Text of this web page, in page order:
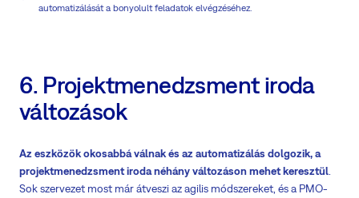
automatizálását a bonyolult feladatok elvégzéséhez.
6. Projektmenedzsment iroda
változások
Az eszközök okosabbá válnak és az automatizálás dolgozik, a
projektmenedzsment iroda néhány változáson mehet keresztül
Sok szervezet most már átveszi az agilis módszereket, és a PMO-